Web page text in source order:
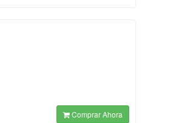
Comprar Ahora